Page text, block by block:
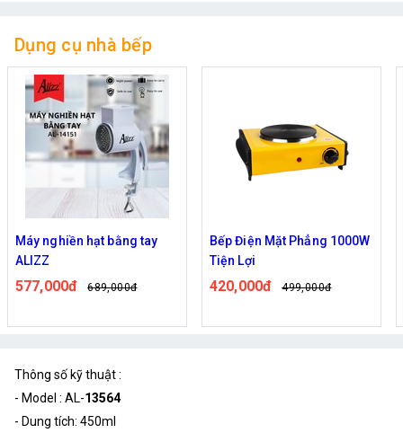
Dụng cụ nhà bếp
Máy nghiền hạt bằng tay
ALIZZ
577,000đ 689,000đ
Bếp Điện Mặt Phẳng 1000W
Tiện Lợi
420,000đ 499,000đ
Thông số kỹ thuật :
- Model : AL-13564
- Dung tích: 450ml